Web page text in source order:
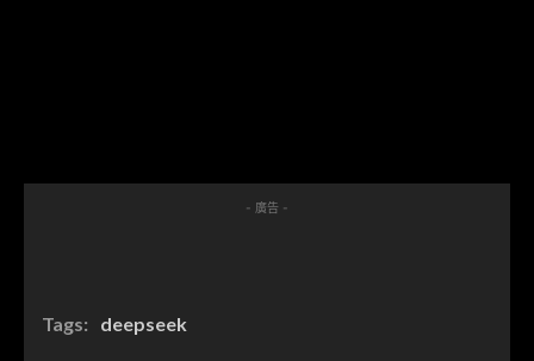
- 廣告 -
Tags: deepseek